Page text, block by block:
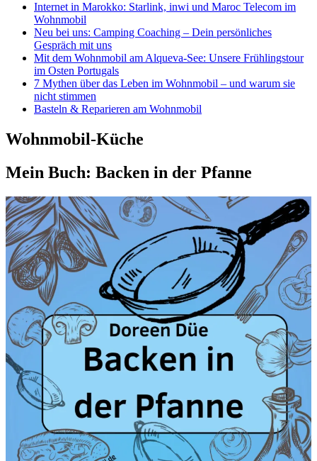
Internet in Marokko: Starlink, inwi und Maroc Telecom im
Wohnmobil
Neu bei uns: Camping Coaching – Dein persönliches
Gespräch mit uns
Mit dem Wohnmobil am Alqueva-See: Unsere Frühlingstour
im Osten Portugals
7 Mythen über das Leben im Wohnmobil – und warum sie
nicht stimmen
Basteln & Reparieren am Wohnmobil
Wohnmobil-Küche
Mein Buch: Backen in der Pfanne